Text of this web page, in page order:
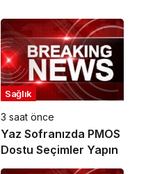
Sağlık
3 saat önce
Yaz Sofranızda PMOS
Dostu Seçimler Yapın